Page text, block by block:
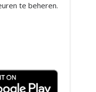
te beheren.